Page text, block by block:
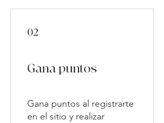
02
Gana puntos
Gana puntos al registrarte
en el sitio y realizar